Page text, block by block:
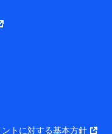
トに対する基本方針